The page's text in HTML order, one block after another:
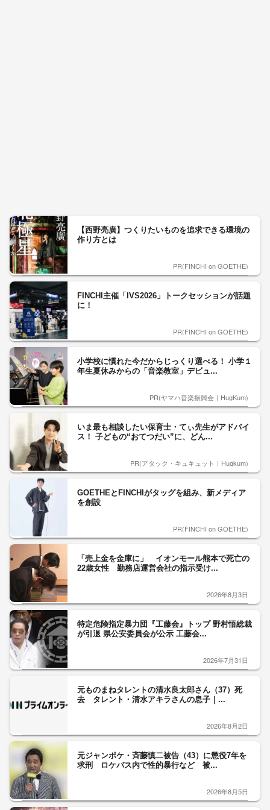
【西野亮廣】つくりたいものを追求できる環境の
作り方とは
PR(FINCHI on GOETHE)
FINCHI主催「IVS2026」トークセッションが話題
に！
PR(FINCHI on GOETHE)
小学校に慣れた今だからじっくり選べる！ 小学１
年生夏休みからの「音楽教室」デビュ...
PR(ヤマハ音楽振興会｜HugKum)
いま最も相談したい保育士・てぃ先生がアドバイ
ス！ 子どもの“おてつだい”に、どん...
PR(アタック・キュキュット｜Hugkum)
GOETHEとFINCHIがタッグを組み、新メディア
を創設
PR(FINCHI on GOETHE)
「売上金を金庫に」 イオンモール熊本で死亡の
22歳女性 勤務店運営会社の指示受け...
2026年8月3日
特定危険指定暴力団『工藤会』トップ 野村悟総裁
が引退 県公安委員会が公示 工藤会...
2026年7月31日
元ものまねタレントの清水良太郎さん（37）死
去 タレント・清水アキラさんの息子｜...
2026年8月2日
元ジャンポケ・斉藤慎二被告（43）に懲役7年を
求刑 ロケバス内で性的暴行など 被...
2026年8月5日